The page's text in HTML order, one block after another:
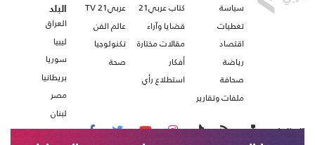
سياسة
تغطيات
اقتصاد
رياضة
صحافة
ملفات وتقارير
كتاب عربي21
قضايا وآراء
مقالات مختارة
أفكار
استطلاع رأي
عربي21 TV
عالم الفن
تكنولوجيا
صحة
البلد
العراق
ليبيا
سوريا
بريطانيا
مصر
لبنان
تابعنا على